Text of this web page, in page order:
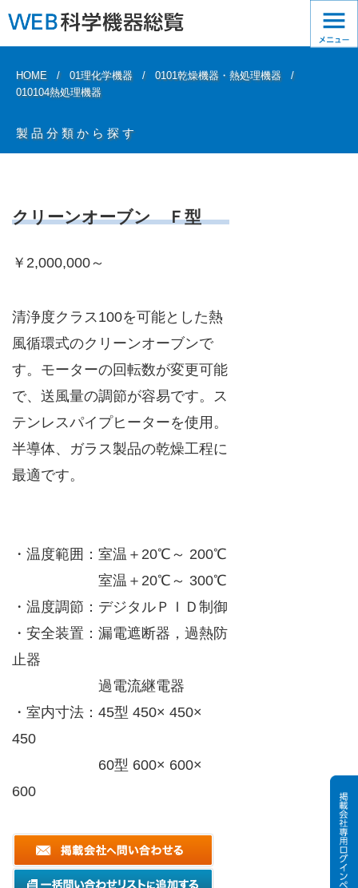
HOME 01理化学機器
0101乾燥機器・熱処理機器
010104熱処理機器
製品分類から探す
クリーンオーブン Ｆ型
￥2,000,000～
清浄度クラス100を可能とした熱
風循環式のクリーンオーブンで
す。モーターの回転数が変更可能
で、送風量の調節が容易です。ス
テンレスパイプヒーターを使用。
半導体、ガラス製品の乾燥工程に
最適です。
・温度範囲：室温＋20℃～ 200℃
室温＋20℃～ 300℃
・温度調節：デジタルＰＩＤ制御
・安全装置：漏電遮断器，過熱防
止器
過電流継電器
・室内寸法：45型 450× 450×
450
60型 600× 600×
600